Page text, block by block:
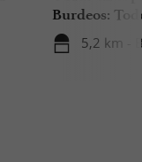
Burdeos:
tus viajes en
5,2 km -